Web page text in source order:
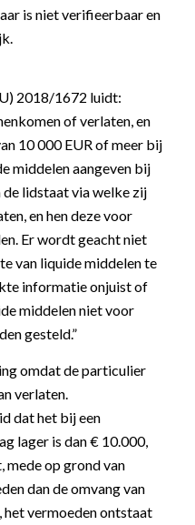
is niet verifieerbaar en
2018/1672 luidt:
of verlaten, en
10 000 EUR of meer bij
middelen aangeven bij
lidstaat via welke zij
en hen deze voor
Er wordt geacht niet
van liquide middelen te
informatie onjuist of
middelen niet voor
gesteld.”
omdat de particulier
verlaten.
dat het bij een
lager is dan € 10.000,
mede op grond van
dan de omvang van
vermoeden ontstaat